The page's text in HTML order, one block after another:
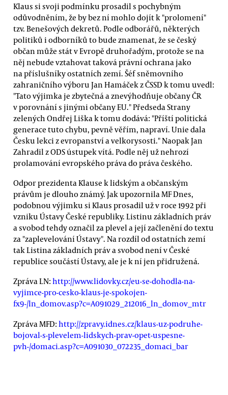
Klaus si svoji podmínku prosadil s pochybným
odůvodněním, že by bez ní mohlo dojít k "prolomení"
tzv. Benešových dekretů. Podle odborářů, některých
politiků i odborníků to bude znamenat, že se český
občan může stát v Evropě druhořadým, protože se na
něj nebude vztahovat taková právní ochrana jako
na příslušníky ostatních zemí. Šéf sněmovního
zahraničního výboru Jan Hamáček z ČSSD k tomu uvedl:
"Tato výjimka je zbytečná a znevýhodňuje občany ČR
v porovnání s jinými občany EU." Předseda Strany
zelených Ondřej Liška k tomu dodává: "Příští politická
generace tuto chybu, pevně věřím, napraví. Unie dala
Česku lekci z evropanství a velkorysosti." Naopak Jan
Zahradil z ODS ústupek vítá. Podle něj už nehrozí
prolamování evropského práva do práva českého.
Odpor prezidenta Klause k lidským a občanským
právům je dlouho známý. Jak upozornila MF Dnes,
podobnou výjimku si Klaus prosadil už v roce 1992 při
vzniku Ústavy České republiky. Listinu základních práv
a svobod tehdy označil za plevel a její začlenění do textu
za "zaplevelování Ústavy". Na rozdíl od ostatních zemí
tak Listina základních práv a svobod není v České
republice součástí Ústavy, ale je k ní jen přidružená.
Zpráva LN: http://www.lidovky.cz/eu-se-dohodla-na-
vyjimce-pro-cesko-klaus-je-spokojen-
fx9-/ln_domov.asp?c=A091029_212016_ln_domov_mtr
Zpráva MFD: http://zpravy.idnes.cz/klaus-uz-podruhe-
bojoval-s-plevelem-lidskych-prav-opet-uspesne-
pvh-/domaci.asp?c=A091030_072235_domaci_bar